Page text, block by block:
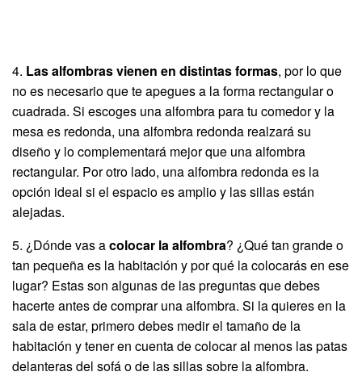
4. Las alfombras vienen en distintas formas, por lo que
no es necesario que te apegues a la forma rectangular o
cuadrada. Si escoges una alfombra para tu comedor y la
mesa es redonda, una alfombra redonda realzará su
diseño y lo complementará mejor que una alfombra
rectangular. Por otro lado, una alfombra redonda es la
opción ideal si el espacio es amplio y las sillas están
alejadas.
5. ¿Dónde vas acolocar la alfombra? ¿Qué tan grande o
tan pequeña es la habitación y por qué la colocarás en ese
lugar? Estas son algunas de las preguntas que debes
hacerte antes de comprar una alfombra. Si la quieres en la
sala de estar, primero debes medir el tamaño de la
habitación y tener en cuenta de colocar al menos las patas
delanteras del sofá o de las sillas sobre la alfombra.